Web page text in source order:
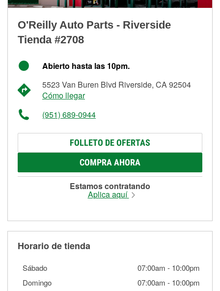
O'Reilly Auto Parts - Riverside
Tienda #2708
Abierto hasta las 10pm.
5523 Van Buren Blvd Riverside, CA 92504
Cómo llegar
(951) 689-0944
FOLLETO DE OFERTAS
COMPRA AHORA
Estamos contratando
Aplica aquí
Horario de tienda
Sábado 07:00am - 10:00pm
Domingo
07:00am - 10:00pm